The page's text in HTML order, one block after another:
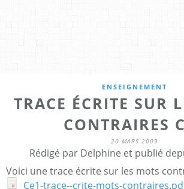
ENSEIGNEMENT
TRACE ÉCRITE SUR
CONTRAIRES
20 MARS 2009
Rédigé par Delphine et publié
Voici une trace écrite sur les mots
Ce1-trace--crite-mots-